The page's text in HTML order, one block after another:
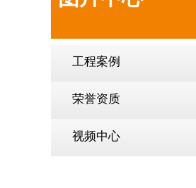
工程案例
荣誉资质
视频中心